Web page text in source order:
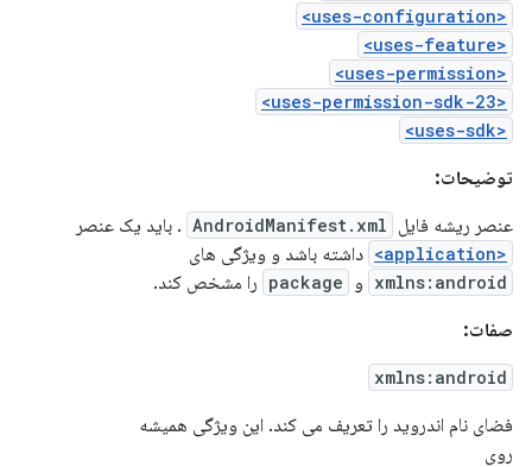
<uses-configuration>
<uses-feature>
<uses-permission>
<uses-permission-sdk-23>
<uses-sdk>
توضیحات:
عنصر ریشه فایل AndroidManifest.xml . باید یک عنصر
<application> داشته باشد و ویژگی های
xmlns:android و package را مشخص کند.
صفات:
xmlns:android
فضای نام اندروید را تعریف می کند. این ویژگی همیشه
روی